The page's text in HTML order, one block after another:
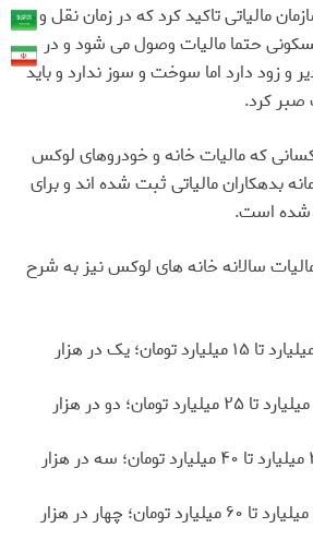
مالیاتی تاکید کرد که در زمان نقل و
حتما مالیات وصول می شود و در
و زود دارد اما سوخت و سوز ندارد و باید
صبر کرد.
که مالیات خانه و خودروهای لوکس
بدهکاران مالیاتی ثبت شده اند و برای
شده است.
سالانه خانه های لوکس نیز به شرح